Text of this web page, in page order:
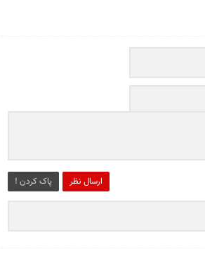
ارسال نظر پاک کردن !